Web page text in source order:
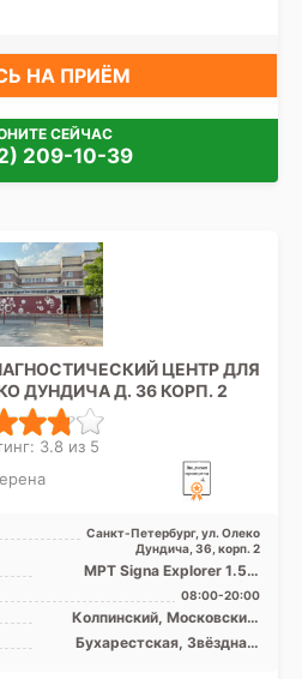
НА ПРИЁМ
СЕЙЧАС
209-10-39
ЦЕНТР ДЛЯ
ДУНДИЧА Д. 36 КОРП. 2
3.8 из 5
Санкт-Петербург, ул. Олеко
Дундича, 36, корп. 2
МРТ Signa Explorer 1.5 Т
закрытого типа, КТ Toshiba
Activion 16 срезов
08:00-20:00
Колпинский, Московский,
Невский, Пушкинский,
Фрунзенский, Лен. область
Бухарестская, Звёздная,